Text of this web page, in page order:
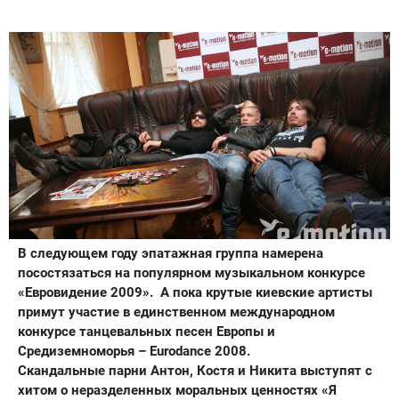
В следующем году эпатажная группа намерена
посостязаться на популярном музыкальном конкурсе
«Евровидение 2009». А пока крутые киевские артисты
примут участие в единственном международном
конкурсе танцевальных песен Европы и
Средиземноморья – Eurodance 2008.
Скандальные парни Антон, Костя и Никита выступят с
хитом о неразделенных моральных ценностях «Я